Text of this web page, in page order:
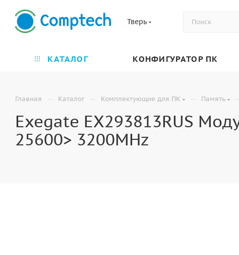
Тверь
КАТАЛОГ КОНФИГУРАТОР ПК
Главная — Каталог — Комплектующие для ПК — Память
Exegate EX293813RUS
25600> 3200MHz